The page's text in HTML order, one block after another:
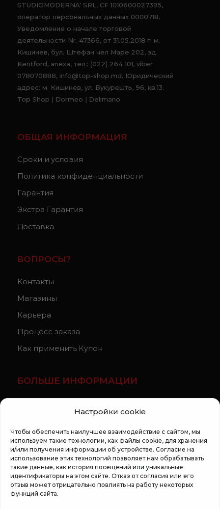
Настройки cookie
Чтобы обеспечить наилучшее взаимодействие с сайтом, мы
используем такие технологии, как файлы cookie, для хранения
и/или получения информации об устройстве. Согласие на
использование этих технологий позволяет нам обрабатывать
такие данные, как история посещений или уникальные
идентификаторы на этом сайте. Отказ от согласия или его
отзыв может отрицательно повлиять на работу некоторых
функций сайта.
STUDIOMODERNA' SRL, CF 1010600027395,
оператор персональных данных 0000718.
Уведомление о начале торговой
деятельности Nr. 47366, от 31.05.2018 г. м.
Кишинев, бул. Штефан чел Маре 202, зд.
Kentford, anexa, тел.: (022) 264 101, viber
078070888, info@top-shop.md. Юридический
адрес: м. Кишинев, ул. Букурешть, 96, кв.13.
Top Shop | Dormeo | Delimano
ОБЩАЯ ИНФОРМАЦИЯ
Сроки и условия
Политика конфиденциальности
Гарантия
Экстра Гарантия
Доставка
ВОПРОСЫ?
Контакты
Магазины
Карьера
Процесс заказа
Как применить Купон
БОЛЬШЕ ИНФОРМАЦИИ
Регламент кампании «100 zile pana la vis»